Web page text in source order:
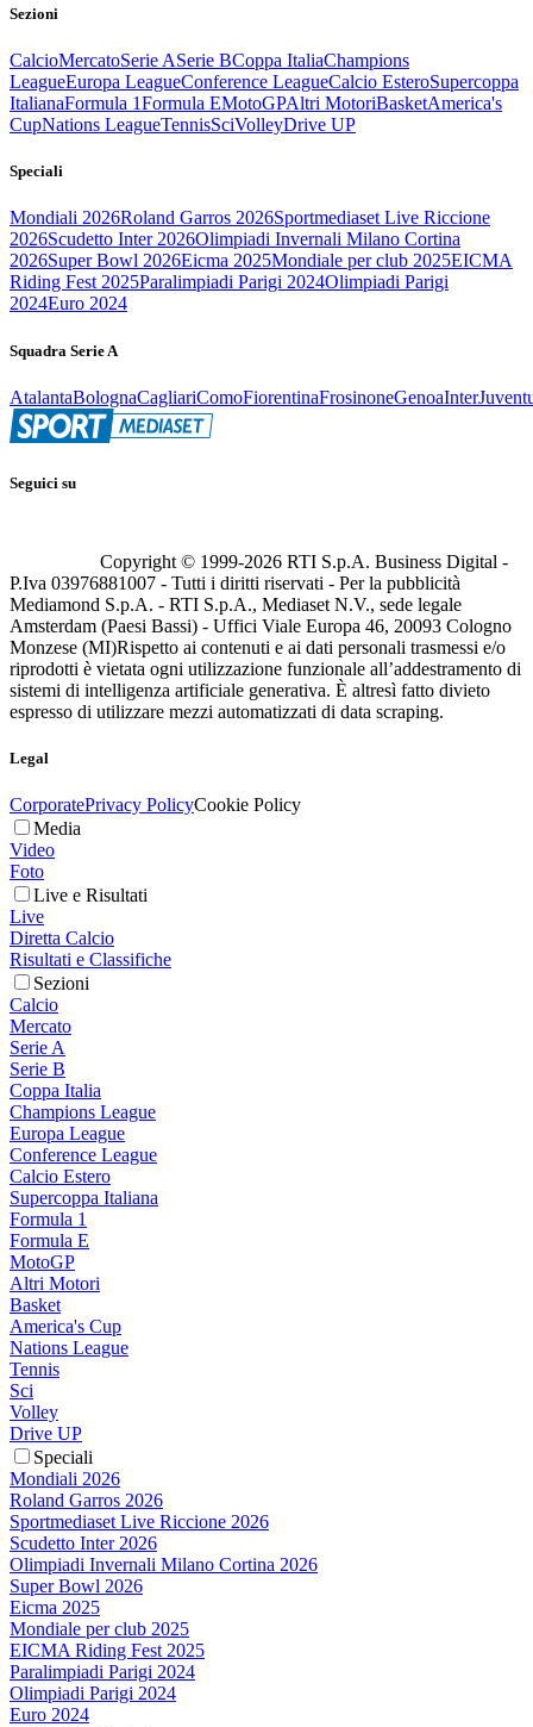
Sezioni
CalcioMercatoSerie ASerie BCoppa ItaliaChampions
LeagueEuropa LeagueConference LeagueCalcio EsteroSupercoppa
ItalianaFormula 1Formula EMotoGPAltri MotoriBasketAmerica's
CupNations LeagueTennisSciVolleyDrive UP
Speciali
Mondiali 2026Roland Garros 2026Sportmediaset Live Riccione
2026Scudetto Inter 2026Olimpiadi Invernali Milano Cortina
2026Super Bowl 2026Eicma 2025Mondiale per club 2025EICMA
Riding Fest 2025Paralimpiadi Parigi 2024Olimpiadi Parigi
2024Euro 2024
Squadra Serie A
AtalantaBolognaCagliariComoFiorentinaFrosinoneGenoaInter
Seguici su
Copyright © 1999-2026 RTI S.p.A. Business Digital -
P.Iva 03976881007 - Tutti i diritti riservati - Per la pubblicità
Mediamond S.p.A. - RTI S.p.A., Mediaset N.V., sede legale
Amsterdam (Paesi Bassi) - Uffici Viale Europa 46, 20093 Cologno
Monzese (MI)Rispetto ai contenuti e ai dati personali trasmessi e/o
riprodotti è vietata ogni utilizzazione funzionale all’addestramento di
sistemi di intelligenza artificiale generativa. È altresì fatto divieto
espresso di utilizzare mezzi automatizzati di data scraping.
Legal
CorporatePrivacy PolicyCookie Policy
Media
Video
Foto
Live e Risultati
Live
Diretta Calcio
Risultati e Classifiche
Sezioni
Calcio
Mercato
Serie A
Serie B
Coppa Italia
Champions League
Europa League
Conference League
Calcio Estero
Supercoppa Italiana
Formula 1
Formula E
MotoGP
Altri Motori
Basket
America's Cup
Nations League
Tennis
Sci
Volley
Drive UP
Speciali
Mondiali 2026
Roland Garros 2026
Sportmediaset Live Riccione 2026
Scudetto Inter 2026
Olimpiadi Invernali Milano Cortina 2026
Super Bowl 2026
Eicma 2025
Mondiale per club 2025
EICMA Riding Fest 2025
Paralimpiadi Parigi 2024
Olimpiadi Parigi 2024
Euro 2024